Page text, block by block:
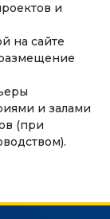
и
на сайте
и залами
(при